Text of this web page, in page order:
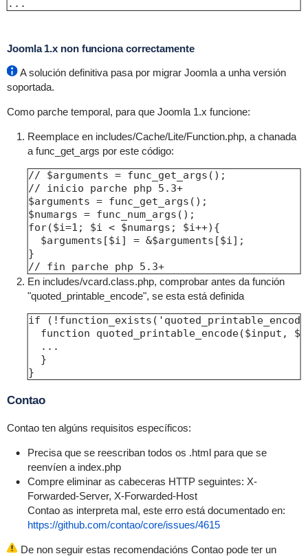
...
Joomla 1.x non funciona correctamente
A solución definitiva pasa por migrar Joomla a unha versión
soportada.
Como parche temporal, para que Joomla 1.x funcione:
Reemplace en includes/Cache/Lite/Function.php, a chanada
a func_get_args por este código:
// $arguments = func_get_args();
// inicio parche php 5.3+
$arguments = func_get_args();
$numargs = func_num_args();
for($i=1; $i < $numargs; $i++){
  $arguments[$i] = &$arguments[$i];
}
// fin parche php 5.3+
En includes/vcard.class.php, comprobar antes da función
"quoted_printable_encode", se esta está definida
if
function quoted_printable_encode($input,
  ...
  }
}
Contao
Contao ten algúns requisitos específicos:
Precisa que se reescriban todos os .html para que se
reenvíen a index.php
Compre eliminar as cabeceras HTTP seguintes: X-
Forwarded-Server, X-Forwarded-Host
Contao as interpreta mal, este erro está documentado en:
https://github.com/contao/core/issues/4615
De non seguir estas recomendacións Contao pode ter un